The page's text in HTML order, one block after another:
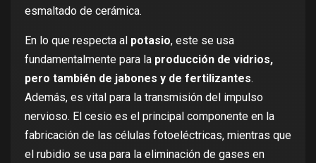
esmaltado de cerámica.
En lo que respecta al potasio, este se usa
fundamentalmente para la producción de vidrios,
pero también de jabones y de fertilizantes.
Además, es vital para la transmisión del impulso
nervioso. El cesio es el principal componente en la
fabricación de las células fotoeléctricas, mientras que
el rubidio se usa para la eliminación de gases en